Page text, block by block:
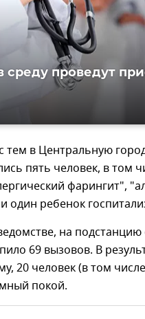
среду проведут
тем в Центральную
пять человек, в том
фарингит",
один ребенок
на
69 вызовов. В
20 человек (в том
покой.